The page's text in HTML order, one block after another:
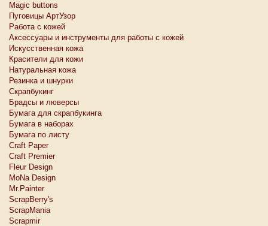
Magic buttons
Пуговицы АртУзор
Работа с кожей
Аксессуары и инструменты для работы с кожей
Искусственная кожа
Красители для кожи
Натуральная кожа
Резинка и шнурки
Скрапбукинг
Брадсы и люверсы
Бумага для скрапбукинга
Бумага в наборах
Бумага по листу
Craft Paper
Craft Premier
Fleur Design
MoNa Design
Mr.Painter
ScrapBerry's
ScrapMania
Scrapmir